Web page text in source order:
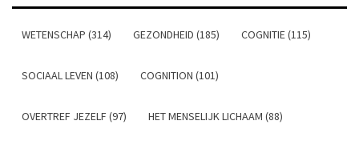
WETENSCHAP (314) GEZONDHEID (185) COGNITIE (115)
SOCIAAL LEVEN (108) COGNITION (101)
OVERTREF JEZELF (97) HET MENSELIJK LICHAAM (88)